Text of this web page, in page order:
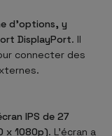
d'options, y
DisplayPort. Il
connecter des
IPS de 27
x 1080p). L'écran a